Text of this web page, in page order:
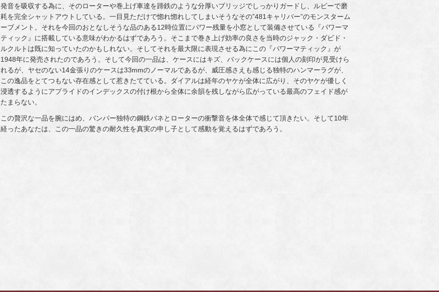
発音を吸収する為に、そのローターや巻上げ車達を蹄鉄のような分厚いブリッジでしっかりガードし、ルビーで磨
耗を完全シャットアウトしている。一目見ただけで惚れ惚れしてしまいそうなその”481キャリバー”のモンスターム
ーブメント。それを今回のおとなしそうな品のある12時位置にパワー残量を小窓として装備させている『パワーマ
ティック』に搭載している意味がわかるはずであろう。そこまで巻き上げ効率の良さを当時のジャック・ダビド・
ルクルトは既に知っていたのかもしれない。そしてそれを最大限に表現させる為にこの『パワーマティック』が
1948年に発売されたのであろう。そして今回の一品は、ケースにはキズ、バックケースには個人の刻印が見受けら
れるが、ヤセのない14金張りのケースは33mmのノーマルであるが、威圧感さえも感じる独特のハンマーラグが、
この逸品をとてつもない存在感として惹きたてている。ダイアルは経年のヤケが全体に広がり、そのヤケが優しく
浸透するようにアプライドのインデックスの付け根から全体に余韻を残しながら広がっている最高のフェイド感が
たまらない。
この贅沢な一品を腕にはめ、バンパー独特の鋼鉄バネとローターの衝撃音を体全体で感じて頂きたい。そして10年
経ったあなたは、この一品の驚きの耐久性を真実の申し子として感動を覚えるはずであろう。